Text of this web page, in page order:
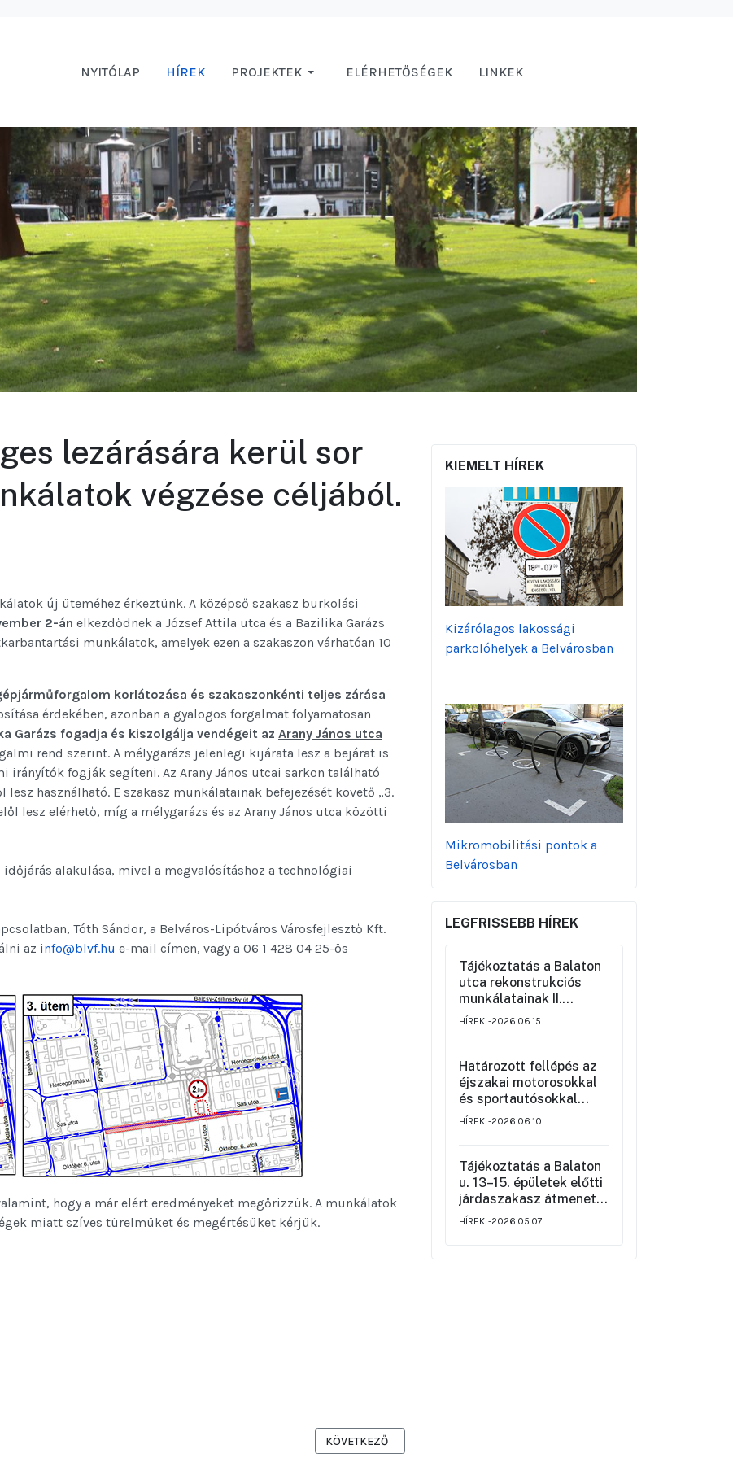
NYITÓLAP HÍREK PROJEKTEK ELÉRHETŐSÉGEK LINKEK
lezárására kerül sor
végzése céljából.
új üteméhez érkeztünk. A középső szakasz burkolási
2-án elkezdődnek a József Attila utca és a Bazilika Garázs
munkálatok, amelyek ezen a szakaszon várhatóan 10
korlátozása és szakaszonkénti teljes zárása
érdekében, azonban a gyalogos forgalmat folyamatosan
Garázs fogadja és kiszolgálja vendégeit az Arany János utca
rend szerint. A mélygarázs jelenlegi kijárata lesz a bejárat is
irányítók fogják segíteni. Az Arany János utcai sarkon található
használható. E szakasz munkálatainak befejezését követő „3.
lesz elérhető, míg a mélygarázs és az Arany János utca közötti
alakulása, mivel a megvalósításhoz a technológiai
Tóth Sándor, a Belváros-Lipótváros Városfejlesztő Kft.
az info@blvf.hu e-mail címen, vagy a 06 1 428 04 25-ös
hogy a már elért eredményeket megőrizzük. A munkálatok
miatt szíves türelmüket és megértésüket kérjük.
VÁLTOZÁS LÉP ÉLETBE 2015. NOVEMBER 12-ÉN, CSÜTÖRTÖKÖN 5.00 ÓRÁTÓLKÖVETKEZŐ CIKK: TÁJÉKOZTATÁS OKTÓBER 6. UTCA TELJES ZÁRÁSÁRÓL
KÖVETKEZŐ
KIEMELT HÍREK
Kizárólagos lakossági
parkolóhelyek a Belvárosban
Mikromobilitási pontok a
Belvárosban
LEGFRISSEBB HÍREK
Tájékoztatás a Balaton
utca rekonstrukciós
munkálatainak II.
üteméről a Szemere
valamint a környék
ideiglenes forgalmi
rendjéről
HÍREK 2026.06.15.
Határozott fellépés az
éjszakai motorosokkal
és sportautósokkal
szemben
HÍREK 2026.06.10.
Tájékoztatás a Balaton
u. 13–15. épületek előtti
járdaszakasz átmeneti
korlátozásáról
HÍREK 2026.05.07.